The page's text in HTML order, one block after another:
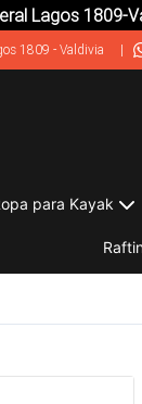
Lagos 1809-
1809 - Valdivia |
para Kayak